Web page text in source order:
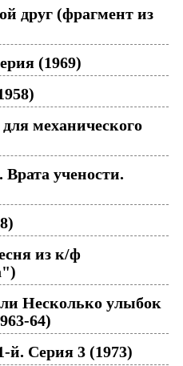
друг (фрагмент из
(1969)
механического
учености.
из к/ф
Несколько улыбок
64)
Серия 3 (1973)